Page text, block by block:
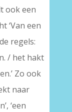
ook een
‘Van een
regels:
/ het hakt
Zo ook
naar
‘een